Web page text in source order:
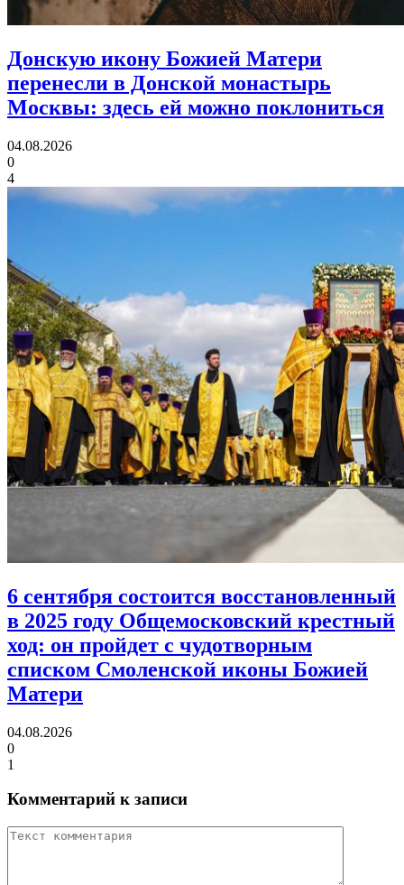
Донскую икону Божией Матери
перенесли в Донской монастырь
Москвы: здесь ей можно поклониться
04.08.2026
0
4
6 сентября состоится восстановленный
в 2025 году Общемосковский крестный
ход: он пройдет с чудотворным
списком Смоленской иконы Божией
Матери
04.08.2026
0
1
Комментарий к записи